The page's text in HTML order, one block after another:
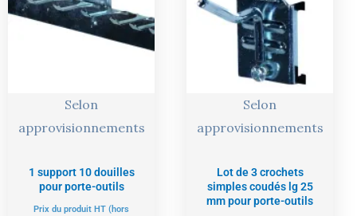
Selon
approvisionnements
1 support 10 douilles
pour porte-outils
Prix du produit HT (hors
était :
11,00 €.
est :
10,00 €.
Selon
approvisionnements
Lot de 3 crochets
simples coudés lg 25
mm pour porte-outils
était :
est :
9,00 €.